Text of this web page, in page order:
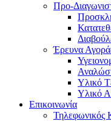
Προ-
Έρευνα
Υλικό
Υλικό
Επικοινωνία
Τηλεφωνικός